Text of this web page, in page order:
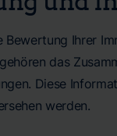
Bewertung Ihrer
das
Diese
werden.